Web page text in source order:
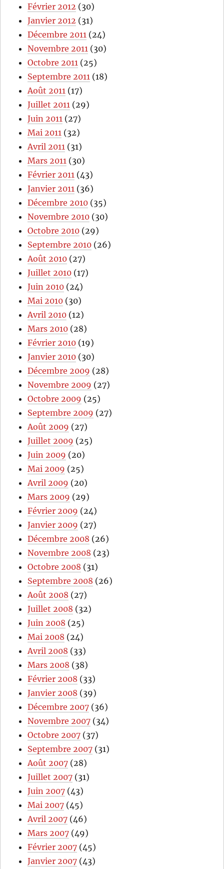
Février 2012 (30)
Janvier 2012 (31)
Décembre 2011 (24)
Novembre 2011 (30)
Octobre 2011 (25)
Septembre 2011 (18)
Août 2011 (17)
Juillet 2011 (29)
Juin 2011 (27)
Mai 2011 (32)
Avril 2011 (31)
Mars 2011 (30)
Février 2011 (43)
Janvier 2011 (36)
Décembre 2010 (35)
Novembre 2010 (30)
Octobre 2010 (29)
Septembre 2010 (26)
Août 2010 (27)
Juillet 2010 (17)
Juin 2010 (24)
Mai 2010 (30)
Avril 2010 (12)
Mars 2010 (28)
Février 2010 (19)
Janvier 2010 (30)
Décembre 2009 (28)
Novembre 2009 (27)
Octobre 2009 (25)
Septembre 2009 (27)
Août 2009 (27)
Juillet 2009 (25)
Juin 2009 (20)
Mai 2009 (25)
Avril 2009 (20)
Mars 2009 (29)
Février 2009 (24)
Janvier 2009 (27)
Décembre 2008 (26)
Novembre 2008 (23)
Octobre 2008 (31)
Septembre 2008 (26)
Août 2008 (27)
Juillet 2008 (32)
Juin 2008 (25)
Mai 2008 (24)
Avril 2008 (33)
Mars 2008 (38)
Février 2008 (33)
Janvier 2008 (39)
Décembre 2007 (36)
Novembre 2007 (34)
Octobre 2007 (37)
Septembre 2007 (31)
Août 2007 (28)
Juillet 2007 (31)
Juin 2007 (43)
Mai 2007 (45)
Avril 2007 (46)
Mars 2007 (49)
Février 2007 (45)
Janvier 2007 (43)